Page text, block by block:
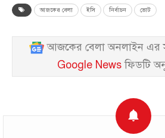
আজকের বেলা ইসি নির্বাচন ভোট
আজকের বেলা অনলাইন এর
Google Newsফিডটি